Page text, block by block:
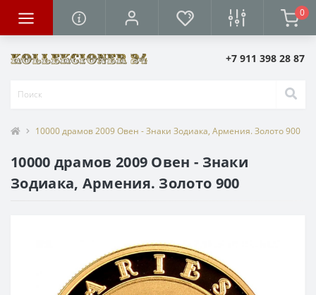
0
+7 911 398 28 87
10000 драмов 2009 Овен - Знаки Зодиака, Армения. Золото 900
10000 драмов 2009 Овен - Знаки
Зодиака, Армения. Золото 900